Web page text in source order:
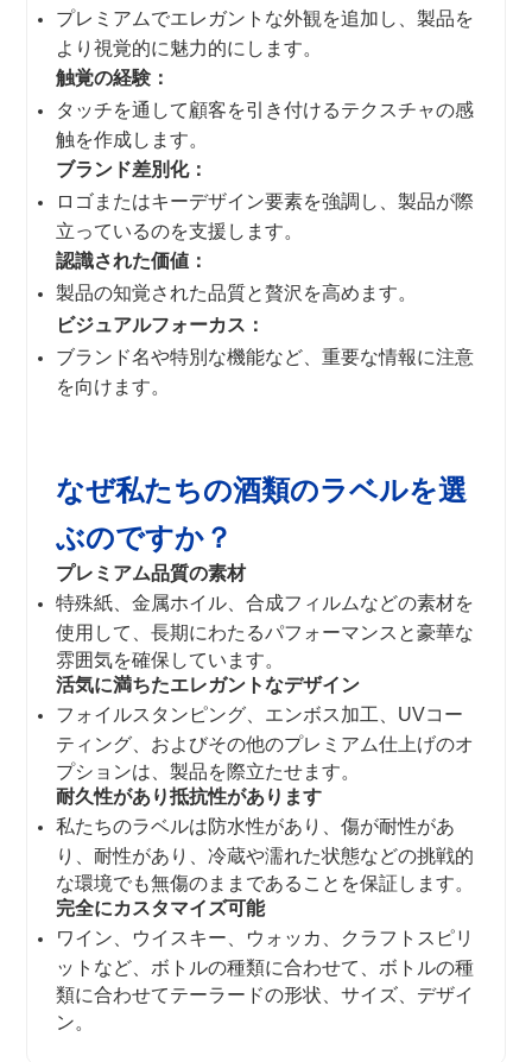
プレミアムでエレガントな外観を追加し、製品を
より視覚的に魅力的にします。
触覚の経験：
タッチを通して顧客を引き付けるテクスチャの感
触を作成します。
ブランド差別化：
ロゴまたはキーデザイン要素を強調し、製品が際
立っているのを支援します。
認識された価値：
製品の知覚された品質と贅沢を高めます。
ビジュアルフォーカス：
ブランド名や特別な機能など、重要な情報に注意
を向けます。
なぜ私たちの酒類のラベルを選
ぶのですか？
プレミアム品質の素材
特殊紙、金属ホイル、合成フィルムなどの素材を
使用して、長期にわたるパフォーマンスと豪華な
雰囲気を確保しています。
活気に満ちたエレガントなデザイン
フォイルスタンピング、エンボス加工、UVコー
ティング、およびその他のプレミアム仕上げのオ
プションは、製品を際立たせます。
耐久性があり抵抗性があります
私たちのラベルは防水性があり、傷が耐性があ
り、耐性があり、冷蔵や濡れた状態などの挑戦的
な環境でも無傷のままであることを保証します。
完全にカスタマイズ可能
ワイン、ウイスキー、ウォッカ、クラフトスピリ
ットなど、ボトルの種類に合わせて、ボトルの種
類に合わせてテーラードの形状、サイズ、デザイ
ン。